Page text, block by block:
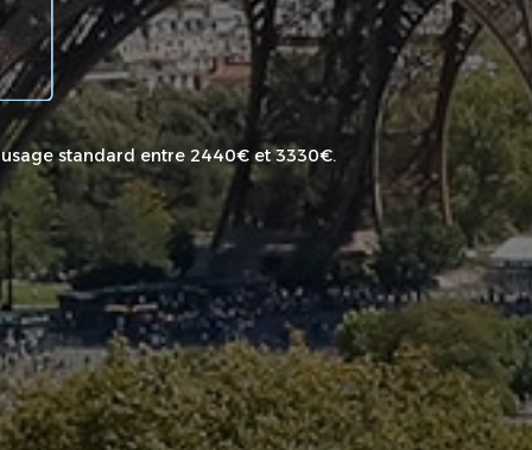
standard entre 2440€ et 3330€.